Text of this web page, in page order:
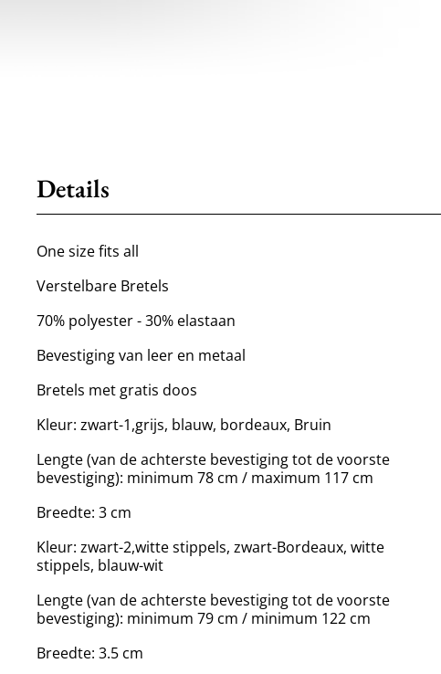
Details
One size fits all
Verstelbare Bretels
70% polyester - 30% elastaan
Bevestiging van leer en metaal
Bretels met gratis doos
Kleur: zwart-1,grijs, blauw, bordeaux, Bruin
Lengte (van de achterste bevestiging tot de voorste
bevestiging): minimum 78 cm / maximum 117 cm
Breedte: 3 cm
Kleur: zwart-2,witte stippels, zwart-Bordeaux, witte
stippels, blauw-wit
Lengte (van de achterste bevestiging tot de voorste
bevestiging): minimum 79 cm / minimum 122 cm
Breedte: 3.5 cm